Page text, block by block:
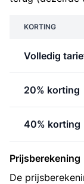
KORTING
Volledig
20% korting
40% korting
Prijsberekening
De